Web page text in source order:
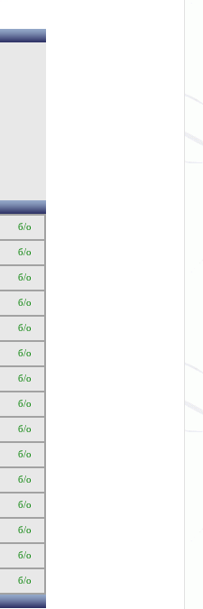
б/о
б/о
б/о
б/о
б/о
б/о
б/о
б/о
б/о
б/о
б/о
б/о
б/о
б/о
б/о